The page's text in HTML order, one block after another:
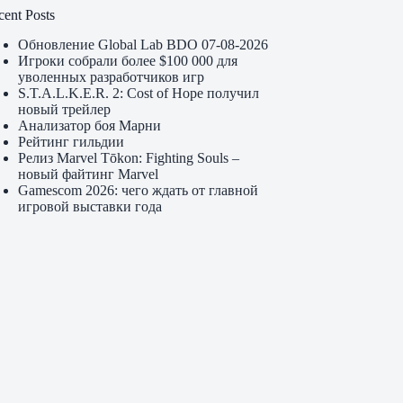
Posts
Обновление Global Lab BDO 07-08-2026
Игроки собрали более $100 000 для
уволенных разработчиков игр
S.T.A.L.K.E.R. 2: Cost of Hope получил
новый трейлер
Анализатор боя Марни
Рейтинг гильдии
Релиз Marvel Tōkon: Fighting Souls –
новый файтинг Marvel
Gamescom 2026: чего ждать от главной
игровой выставки года